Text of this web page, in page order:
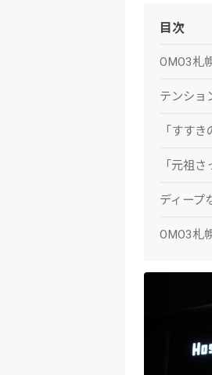
目次
OMO3札
テンショ
「すす
「元祖
ディープ
OMO3札